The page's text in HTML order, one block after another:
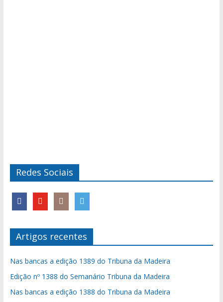
Redes Sociais
Artigos recentes
Nas bancas a edição 1389 do Tribuna da Madeira
Edição nº 1388 do Semanário Tribuna da Madeira
Nas bancas a edição 1388 do Tribuna da Madeira